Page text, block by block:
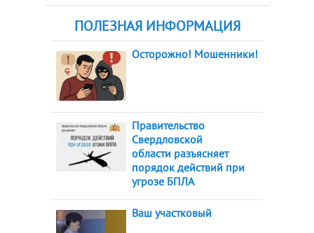
ПОЛЕЗНАЯ ИНФОРМАЦИЯ
Осторожно! Мошенники!
Правительство
Свердловской
области разъясняет
порядок действий при
угрозе БПЛА
Ваш участковый